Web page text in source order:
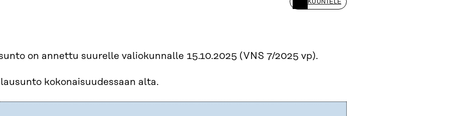
KUUNTELE
on annettu suurelle valiokunnalle 15.10.2025 (VNS 7/2025 vp).
kokonaisuudessaan alta.